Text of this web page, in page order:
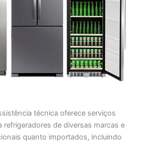
técnica oferece serviços
refrigeradores de diversas marcas e
quanto importados, incluindo